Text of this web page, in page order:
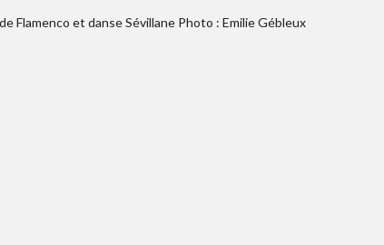
Flamenco et danse Sévillane Photo : Emilie Gébleux